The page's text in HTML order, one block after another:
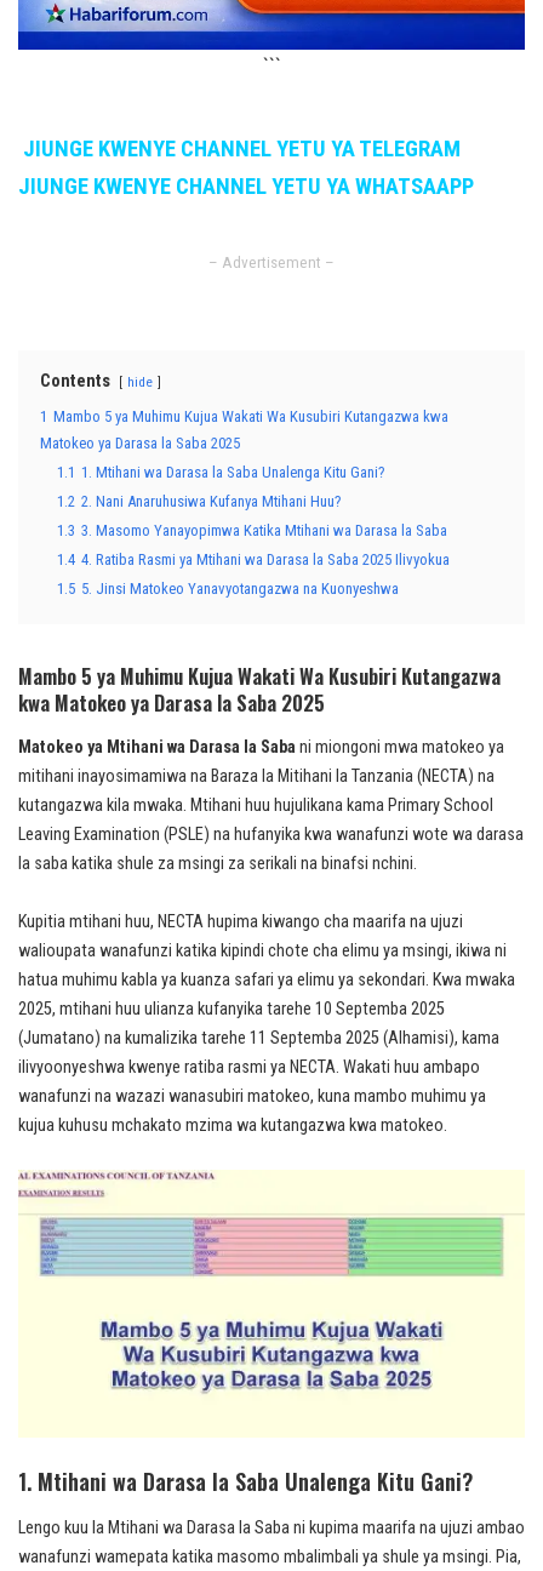
```
JIUNGE KWENYE CHANNEL YETU YA TELEGRAM
JIUNGE KWENYE CHANNEL YETU YA WHATSAAPP
– Advertisement –
Contents hide
1 Mambo 5 ya Muhimu Kujua Wakati Wa Kusubiri Kutangazwa kwa
Matokeo ya Darasa la Saba 2025
1.1 1. Mtihani wa Darasa la Saba Unalenga Kitu Gani?
1.2 2. Nani Anaruhusiwa Kufanya Mtihani Huu?
1.3 3. Masomo Yanayopimwa Katika Mtihani wa Darasa la Saba
1.4 4. Ratiba Rasmi ya Mtihani wa Darasa la Saba 2025 Ilivyokua
1.5 5. Jinsi Matokeo Yanavyotangazwa na Kuonyeshwa
Mambo 5 ya Muhimu Kujua Wakati Wa Kusubiri Kutangazwa
kwa Matokeo ya Darasa la Saba 2025
Matokeo ya Mtihani wa Darasa la Saba ni miongoni mwa matokeo ya
mitihani inayosimamiwa na Baraza la Mitihani la Tanzania (NECTA) na
kutangazwa kila mwaka. Mtihani huu hujulikana kama Primary School
Leaving Examination (PSLE) na hufanyika kwa wanafunzi wote wa darasa
la saba katika shule za msingi za serikali na binafsi nchini.
Kupitia mtihani huu, NECTA hupima kiwango cha maarifa na ujuzi
walioupata wanafunzi katika kipindi chote cha elimu ya msingi, ikiwa ni
hatua muhimu kabla ya kuanza safari ya elimu ya sekondari. Kwa mwaka
2025, mtihani huu ulianza kufanyika tarehe 10 Septemba 2025
(Jumatano) na kumalizika tarehe 11 Septemba 2025 (Alhamisi), kama
ilivyoonyeshwa kwenye ratiba rasmi ya NECTA. Wakati huu ambapo
wanafunzi na wazazi wanasubiri matokeo, kuna mambo muhimu ya
kujua kuhusu mchakato mzima wa kutangazwa kwa matokeo.
1. Mtihani wa Darasa la Saba Unalenga Kitu Gani?
Lengo kuu la Mtihani wa Darasa la Saba ni kupima maarifa na ujuzi ambao
wanafunzi wamepata katika masomo mbalimbali ya shule ya msingi. Pia,